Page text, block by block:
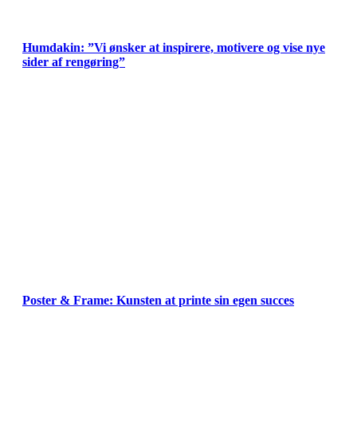
Humdakin: ”Vi ønsker at inspirere, motivere og vise nye
sider af rengøring”
Poster & Frame: Kunsten at printe sin egen succes